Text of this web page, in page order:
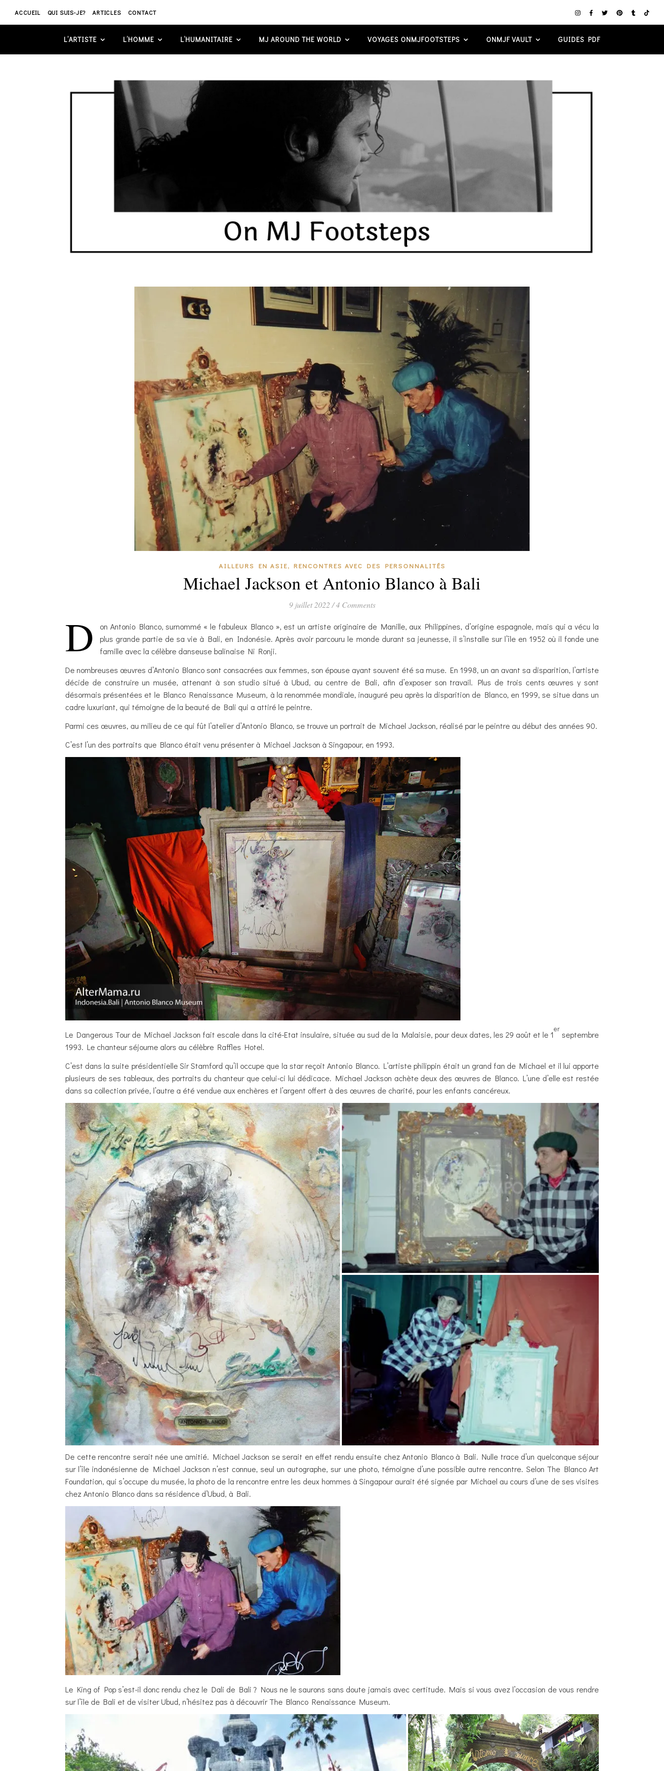
ACCUEIL QUI SUIS-JE? ARTICLES CONTACT
L’ARTISTE L’HOMME L’HUMANITAIRE MJ AROUND THE WORLD VOYAGES ONMJFOOTSTEPS ONMJF VAULT GUIDES PDF
AILLEURS EN ASIE, RENCONTRES AVEC DES PERSONNALITÉS
Michael Jackson et Antonio Blanco à Bali
9 juillet 2022 / 4 Comments
D
on Antonio Blanco, surnommé « le fabuleux Blanco », est un artiste originaire de Manille, aux Philippines, d’origine espagnole, mais qui a vécu la
plus grande partie de sa vie à Bali, en Indonésie. Après avoir parcouru le monde durant sa jeunesse, il s’installe sur l’île en 1952 où il fonde une
famille avec la célèbre danseuse balinaise Ni Ronji.
De nombreuses œuvres d’Antonio Blanco sont consacrées aux femmes, son épouse ayant souvent été sa muse. En 1998, un an avant sa disparition, l’artiste
décide de construire un musée, attenant à son studio situé à Ubud, au centre de Bali, afin d’exposer son travail. Plus de trois cents œuvres y sont
désormais présentées et le Blanco Renaissance Museum, à la renommée mondiale, inauguré peu après la disparition de Blanco, en 1999, se situe dans un
cadre luxuriant, qui témoigne de la beauté de Bali qui a attiré le peintre.
Parmi ces œuvres, au milieu de ce qui fût l’atelier d’Antonio Blanco, se trouve un portrait de Michael Jackson, réalisé par le peintre au début des années 90.
C’est l’un des portraits que Blanco était venu présenter à Michael Jackson à Singapour, en 1993.
Le Dangerous Tour de Michael Jackson fait escale dans la cité-Etat insulaire, située au sud de la Malaisie, pour deux dates, les 29 août et le 1
er
septembre
1993. Le chanteur séjourne alors au célèbre Raffles Hotel.
C’est dans la suite présidentielle Sir Stamford qu’il occupe que la star reçoit Antonio Blanco. L’artiste philippin était un grand fan de Michael et il lui apporte
plusieurs de ses tableaux, des portraits du chanteur que celui-ci lui dédicace. Michael Jackson achète deux des œuvres de Blanco. L’une d’elle est restée
dans sa collection privée, l’autre a été vendue aux enchères et l’argent offert à des œuvres de charité, pour les enfants cancéreux.
De cette rencontre serait née une amitié. Michael Jackson se serait en effet rendu ensuite chez Antonio Blanco à Bali. Nulle trace d’un quelconque séjour
sur l’île indonésienne de Michael Jackson n’est connue, seul un autographe, sur une photo, témoigne d’une possible autre rencontre. Selon The Blanco Art
Foundation, qui s’occupe du musée, la photo de la rencontre entre les deux hommes à Singapour aurait été signée par Michael au cours d’une de ses visites
chez Antonio Blanco dans sa résidence d’Ubud, à Bali.
Le King of Pop s’est-il donc rendu chez le Dali de Bali ? Nous ne le saurons sans doute jamais avec certitude. Mais si vous avez l’occasion de vous rendre
sur l’île de Bali et de visiter Ubud, n’hésitez pas à découvrir The Blanco Renaissance Museum.